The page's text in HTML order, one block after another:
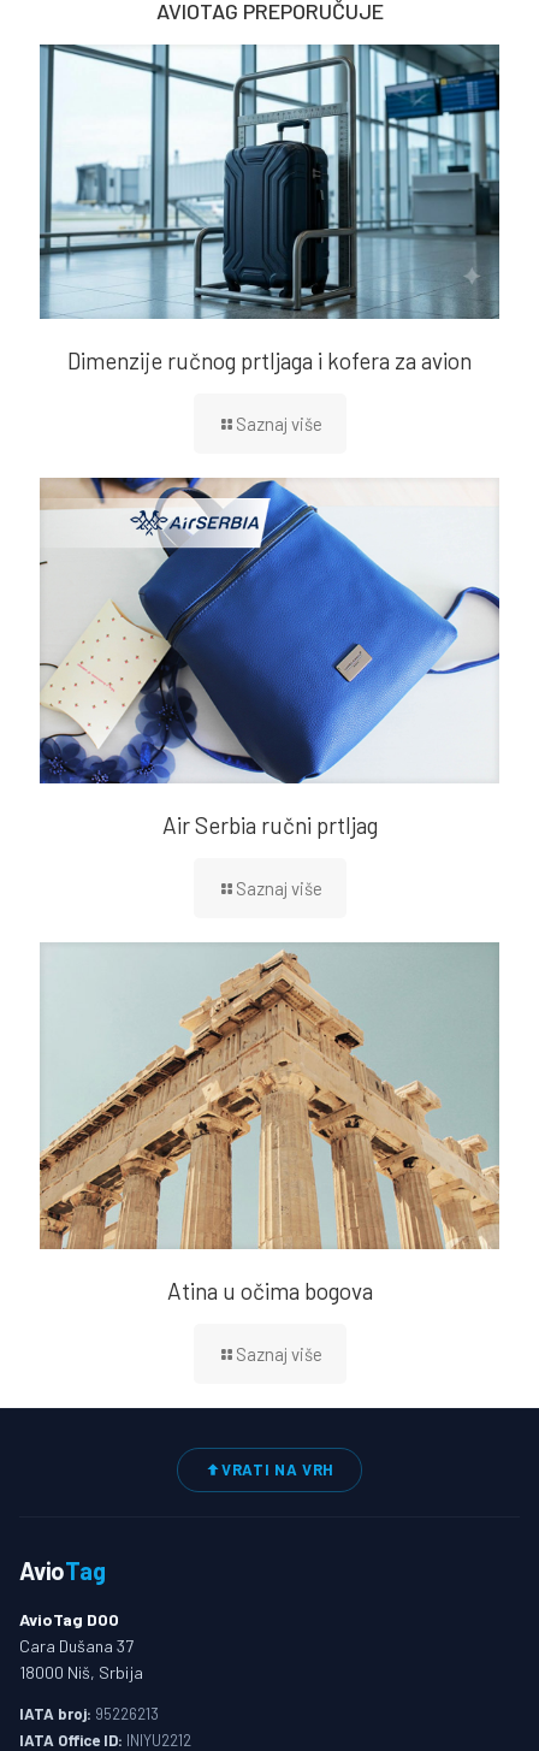
AVIOTAG PREPORUČUJE
Dimenzije ručnog prtljaga i kofera za avion
Saznaj više
Air Serbia ručni prtljag
Saznaj više
Atina u očima bogova
Saznaj više
VRATI NA VRH
AvioTag
AvioTag DOO
Cara Dušana 37
18000 Niš, Srbija
IATA broj: 95226213
IATA Office ID: INIYU2212